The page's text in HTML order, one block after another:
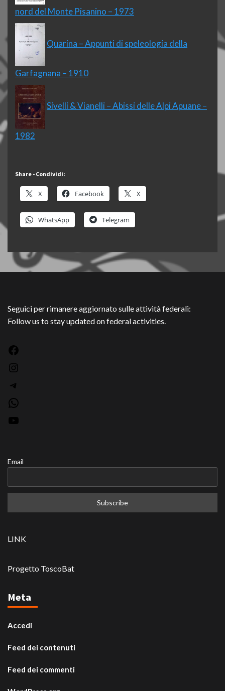
nord del Monte Pisanino – 1973
Quarina – Appunti di speleologia della
Garfagnana – 1910
Sivelli & Vianelli – Abissi delle Alpi Apuane –
1982
Share - Condividi:
X Facebook X
WhatsApp Telegram
Seguici per rimanere aggiornato sulle attività federali:
Follow us to stay updated on federal activities.
Email
LINK
Progetto ToscoBat
Meta
Accedi
Feed dei contenuti
Feed dei commenti